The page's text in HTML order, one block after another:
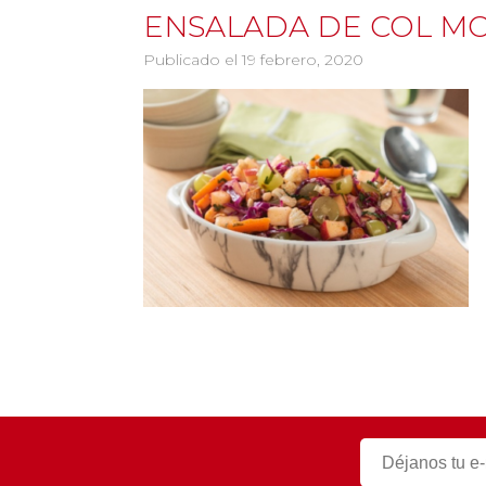
ENSALADA DE COL
Publicado el 19 febrero, 2020